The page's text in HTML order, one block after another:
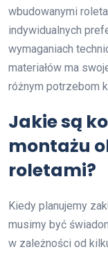
wbudowanymi
indywidualnych
wymaganiach
materiałów ma
różnym potrzebom
Jakie są
montażu
roletami?
Kiedy planujemy
musimy być
w zależności od